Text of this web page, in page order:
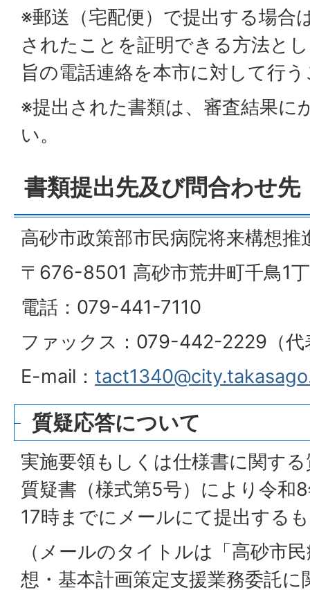
※郵送（宅配便）で提出する場合
されたことを証明できる方法と
旨の電話連絡を本市に対して行
※提出された書類は、審査結果に
い。
書類提出先及び問合わせ先
高砂市政策部市民病院将来構想推
〒676-8501 高砂市荒井町千鳥1
電話：079-441-7110
ファックス：079-442-2229（代
E-mail：
質疑応答について
実施要領もしくは仕様書に関す
質疑書（様式第5号）により令和
17時までにメールにて提出する
（メールのタイトルは「高砂市
想・基本計画策定支援業務委託